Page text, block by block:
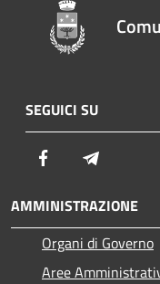
SEGUICI SU
Facebook
AMMINISTRAZIONE
Organi di Governo
Aree